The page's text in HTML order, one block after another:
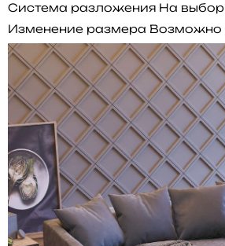
Система разложения На выбор
Изменение размера Возможно